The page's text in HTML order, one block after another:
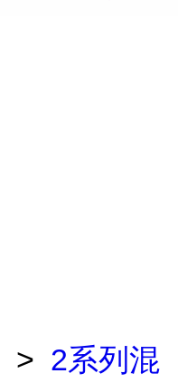
> 2系列混